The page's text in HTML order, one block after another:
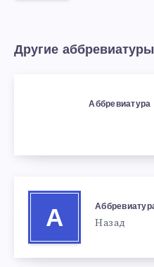
Другие аббревиатуры
Аббревиатура
А Назад